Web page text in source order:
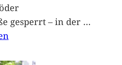
gesperrt – in der …